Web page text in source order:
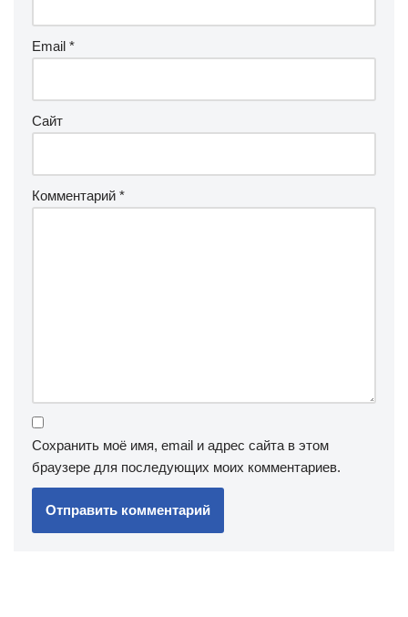
Email *
Сайт
Комментарий *
Сохранить моё имя, email и адрес сайта в этом
браузере для последующих моих комментариев.